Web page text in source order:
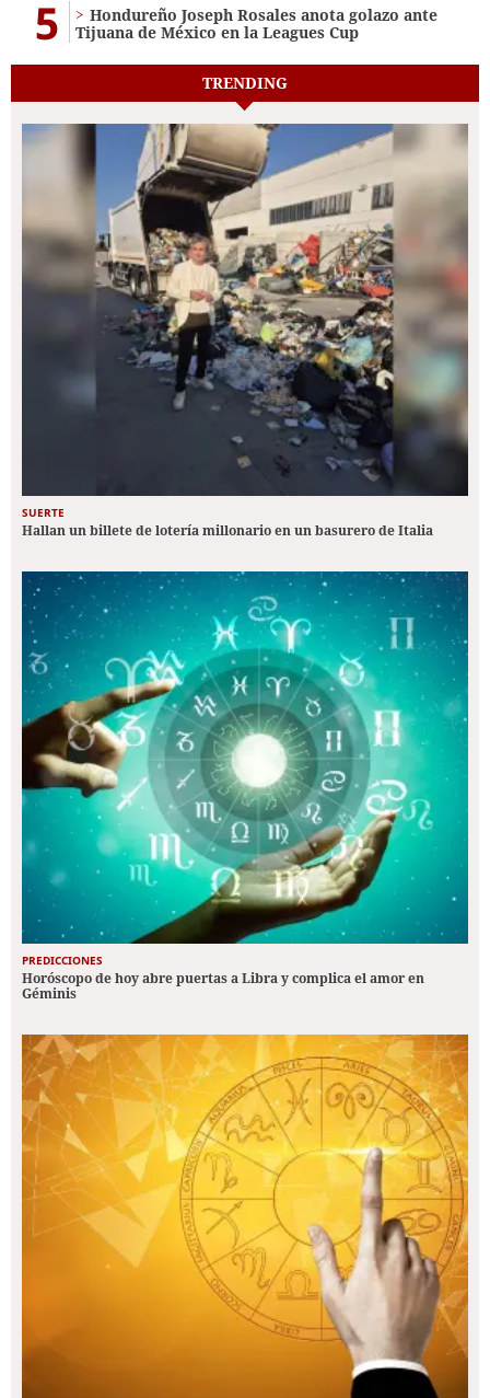
5
Hondureño Joseph Rosales anota golazo ante
Tijuana de México en la Leagues Cup
TRENDING
SUERTE
Hallan un billete de lotería millonario en un basurero de Italia
PREDICCIONES
Horóscopo de hoy abre puertas a Libra y complica el amor en
Géminis